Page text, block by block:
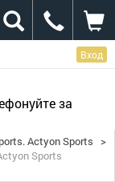
Вход
за
Actyon Sports
>
Sports